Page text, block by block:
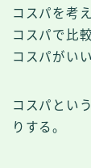
コスパを考
コスパで比
コスパがい
コスパとい
りする。